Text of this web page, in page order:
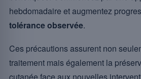
hebdomadaire et augmentez
tolérance observée.
Ces précautions assurent non
traitement mais également la
cutanée face aux nouvelles